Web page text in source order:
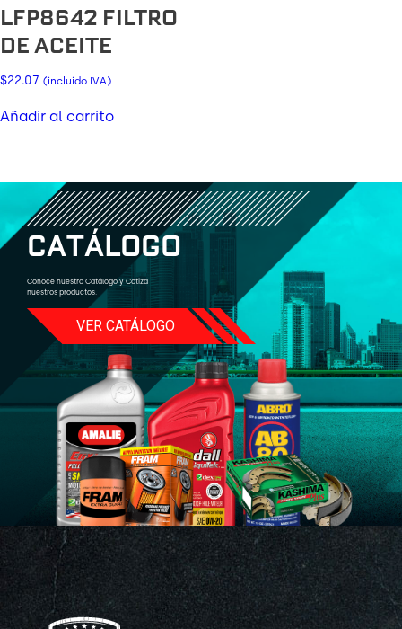
LFP8642 FILTRO
DE ACEITE
$22.07 (incluido IVA)
Añadir al carrito
CATÁLOGO
Conoce nuestro Catálogo y Cotiza
nuestros productos.
VER CATÁLOGO